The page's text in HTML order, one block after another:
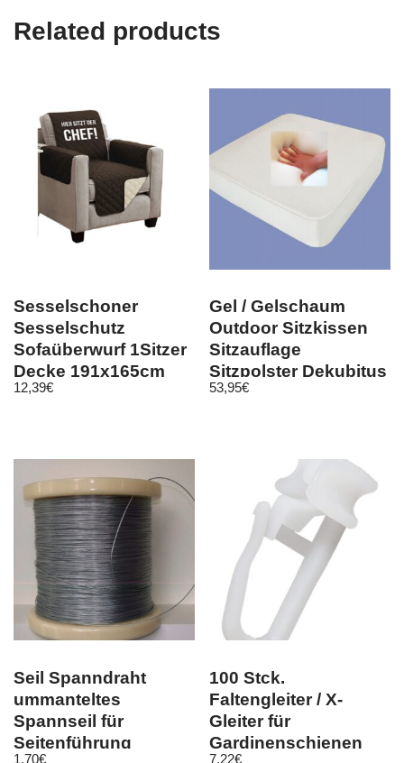
Related products
Sesselschoner
Sesselschutz
Sofaüberwurf 1Sitzer
Decke 191x165cm
Braun Schriftzug
12,39€
Gel / Gelschaum
Outdoor Sitzkissen
Sitzauflage
Sitzpolster Dekubitus
Kissen weiß soft
53,95€
Seil Spanndraht
ummanteltes
Spannseil für
Seitenführung
1,70€
100 Stck.
Faltengleiter / X-
Gleiter für
Gardinenschienen
7,22€